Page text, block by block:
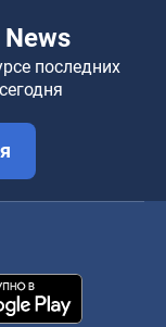
News
последних